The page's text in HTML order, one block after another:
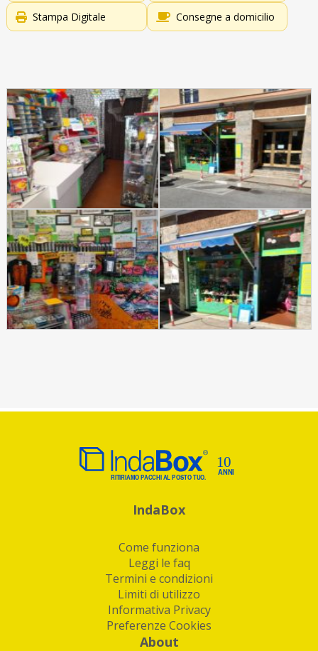
Stampa Digitale Consegne a domicilio
IndaBox
Come funziona
Leggi le faq
Termini e condizioni
Limiti di utilizzo
Informativa Privacy
Preferenze Cookies
About